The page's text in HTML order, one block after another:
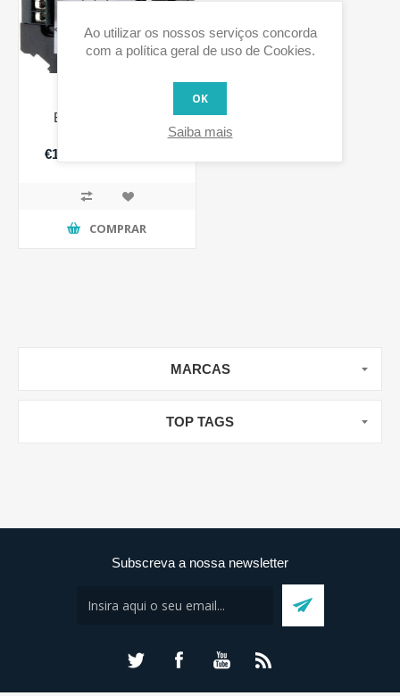
Berker 7564 80 01
€157,87 IVA incluido
COMPRAR
MARCAS
TOP TAGS
Subscreva a nossa newsletter
Ao utilizar os nossos serviços concorda
com a política geral de uso de Cookies.
OK
Saiba mais